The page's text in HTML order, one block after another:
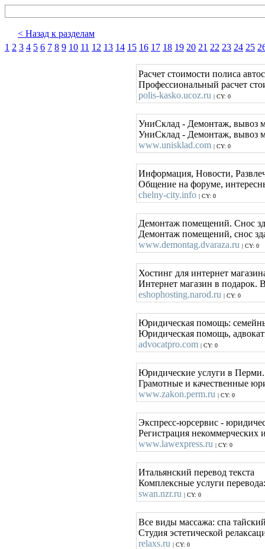
< Назад к разделам
1 2 3 4 5 6 7 8 9 10 11 12 13 14 15 16 17 18 19 20 21 22 23 24 25
Расчет стоимости полиса
Профессиональный расчет
polis-kasko.ucoz.ru | CY: 0
УниСклад - Демонтаж, вывоз
УниСклад - Демонтаж, вывоз
www.unisklad.com | CY: 0
Информация, Новости,
Общение на форуме,
chelny-city.info | CY: 0
Демонтаж помещений. Снос
Демонтаж помещений, снос
www.demontag.dvaraza.ru | CY: 0
Хостинг для интернет
Интернет магазин в подарок.
eshophosting.narod.ru | CY: 0
Юридическая помощь:
Юридическая помощь,
advocatpro.com | CY: 0
Юридические услуги в
Грамотные и качественные
www.zakon.perm.ru | CY: 0
Экспресс-юрсервис -
Регистрация некоммерческих
www.lawexpress.ru | CY: 0
Итальянский перевод текста
Комплексные услуги
swan.nzr.ru | CY: 0
Все виды массажа: спа
Студия эстетической
relaxs.ru | CY: 0